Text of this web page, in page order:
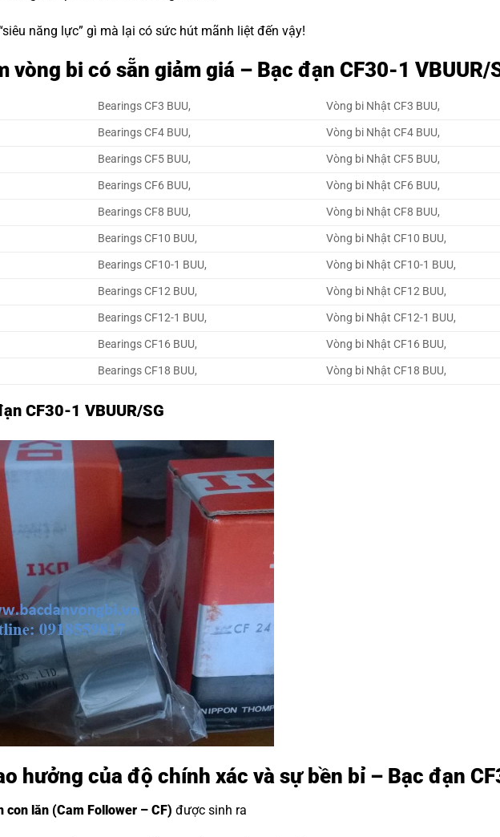
năng lực” gì mà lại có sức hút mãnh liệt đến vậy!
vòng bi có sẵn giảm giá – Bạc đạn CF30-1 VBUUR/
Bearings CF3 BUU,
Vòng bi Nhật CF3 BUU,
Bearings CF4 BUU,
Vòng bi Nhật CF4 BUU,
Bearings CF5 BUU,
Vòng bi Nhật CF5 BUU,
Bearings CF6 BUU,
Vòng bi Nhật CF6 BUU,
Bearings CF8 BUU,
Vòng bi Nhật CF8 BUU,
Bearings CF10 BUU,
Vòng bi Nhật CF10 BUU,
Bearings CF10-1 BUU,
Vòng bi Nhật CF10-1 BUU,
Bearings CF12 BUU,
Vòng bi Nhật CF12 BUU,
Bearings CF12-1 BUU,
Vòng bi Nhật CF12-1 BUU,
Bearings CF16 BUU,
Vòng bi Nhật CF16 BUU,
Bearings CF18 BUU, Vòng bi Nhật CF18 BUU,
CF30-1 VBUUR/SG
hưởng của độ chính xác và sự bền bỉ – Bạc đạn
con lăn (Cam Follower – CF) được sinh ra